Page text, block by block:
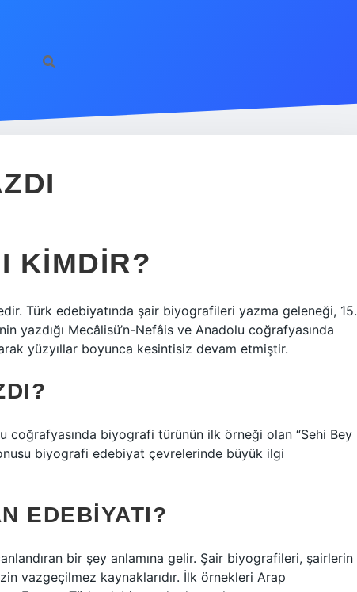
KIMDIR?
Türk edebiyatında şair biyografileri yazma geleneği, 15.
yazdığı Mecâlisü’n-Nefâis ve Anadolu coğrafyasında
yüzyıllar boyunca kesintisiz devam etmiştir.
coğrafyasında biyografi türünün ilk örneği olan “Sehi Bey
biyografi edebiyat çevrelerinde büyük ilgi
EDEBIYATI?
bir şey anlamına gelir. Şair biyografileri, şairlerin
vazgeçilmez kaynaklarıdır. İlk örnekleri Arap